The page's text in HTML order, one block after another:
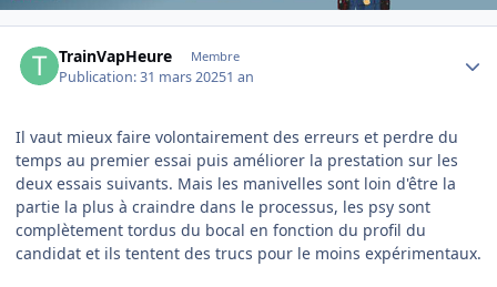
TrainVapHeure Membre
Publication:31 mars 20251 an
Il vaut mieux faire volontairement des erreurs et perdre du
temps au premier essai puis améliorer la prestation sur les
deux essais suivants. Mais les manivelles sont loin d'être la
partie la plus à craindre dans le processus, les psy sont
complètement tordus du bocal en fonction du profil du
candidat et ils tentent des trucs pour le moins expérimentaux.